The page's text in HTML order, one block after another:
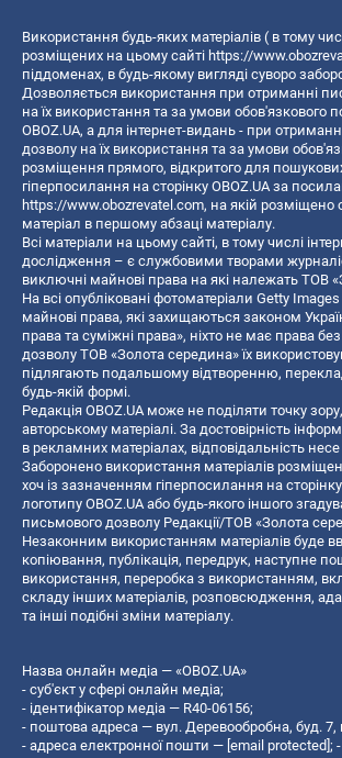
Використання будь-яких матеріалів ( в тому
розміщених на цьому сайті https://
піддоменах, в будь-якому вигляді суворо
Дозволяється використання при отриманні
на їх використання та за умови обов'язкового
OBOZ.UA, а для інтернет-видань - при
дозволу на їх використання та за умови
розміщення прямого, відкритого для
гіперпосилання на сторінку OBOZ.UA за
https://www.obozrevatel.com, на якій розміщено
матеріал в першому абзаці матеріалу.
Всі матеріали на цьому сайті, в тому числі
дослідження – є службовими творами
виключні майнові права на які належать ТОВ
На всі опубліковані фотоматеріали Getty
майнові права, які захищаються законом
права та суміжні права», ніхто не має права
дозволу ТОВ «Золота середина» їх
підлягають подальшому відтворенню,
будь-якій формі.
Редакція OBOZ.UA може не поділяти точку
авторському матеріалі. За достовірність
в рекламних матеріалах, відповідальність
Заборонено використання матеріалів
хоч із зазначенням гіперпосилання на
логотипу OBOZ.UA або будь-якого іншого
письмового дозволу Редакції/ТОВ «Золота
Незаконним використанням матеріалів буде
копiювання, публiкацiя, передрук, наступне
використання, переробка з використанням,
складу інших матеріалів, розповсюдження,
та інші подібні зміни матеріалу.
Назва онлайн медіа — «OBOZ.UA»
- суб'єкт у сфері онлайн медіа;
- ідентифікатор медіа — R40-06156;
- поштова адреса — вул. Деревообробна, буд. 7,
- адреса електронної пошти — [email protected];